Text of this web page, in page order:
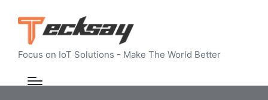
Focus on IoT Solutions - Make The World Better